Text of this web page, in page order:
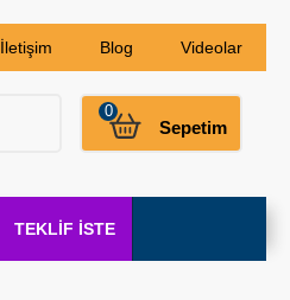
İletişim Blog Videolar
Sepetim
0
TEKLİF İSTE